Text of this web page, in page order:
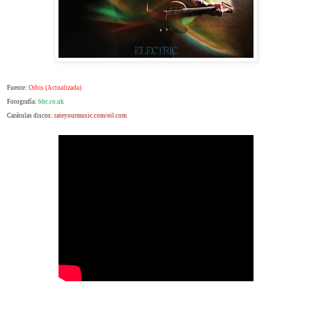
Fuente: Orbis (Actualizada)
Fotografía: bbc.co.uk
Carátulas discos: rateyourmusic.com/eil.com